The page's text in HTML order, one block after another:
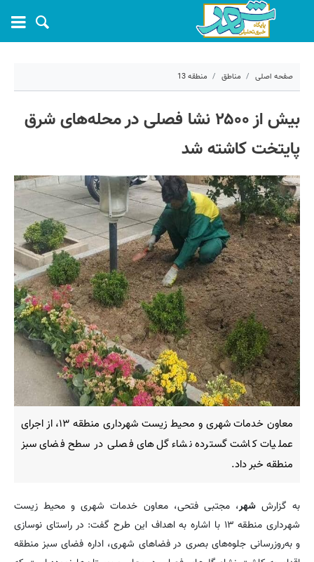
صفحه اصلی مناطق منطقه 13
68411
بیش از ۲۵۰۰ نشا فصلی در محله‌های شرق
پایتخت کاشته شد
معاون خدمات شهری و محیط زیست شهرداری منطقه ۱۳، از اجرای
عملیات کاشت گسترده نشاء گل‌های فصلی در سطح فضای سبز
منطقه خبر داد.
به گزارش شهر، مجتبی فتحی، معاون خدمات شهری و محیط زیست
شهرداری منطقه ۱۳ با اشاره به اهداف این طرح گفت: در راستای نوسازی
و به‌روزرسانی جلوه‌های بصری در فضاهای شهری، اداره فضای سبز منطقه